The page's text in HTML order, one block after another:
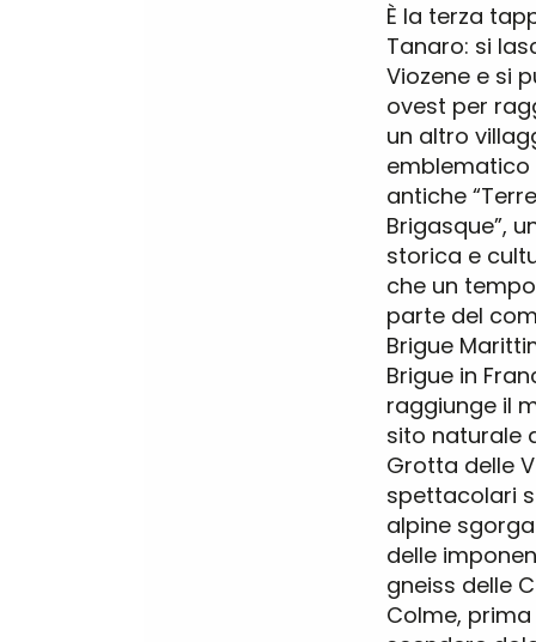
È la terza
Tanaro: si
Viozene e si
ovest per
un altro
emblematico
antiche
Brigasque”,
storica e
che un
parte del
Brigue
Brigue in
raggiunge il
sito naturale
Grotta delle
spettacolari
alpine
delle
gneiss delle
Colme,